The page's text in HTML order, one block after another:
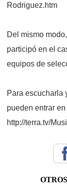
Rodriguez.htm
Del mismo
participó en el
equipos de
Para escucharla
pueden entrar
http://terra.tv/